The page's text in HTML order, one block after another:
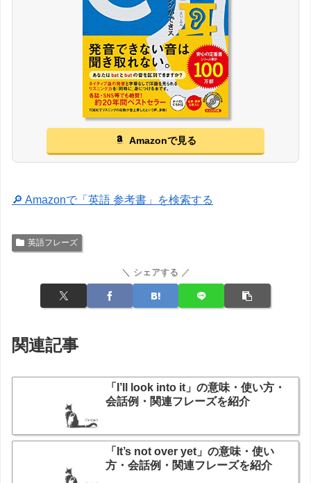
Amazonで見る
🔎 Amazonで「英語 参考書」を検索する
英語フレーズ
＼ シェアする ／
関連記事
「I’ll look into it」の意味・使い方・
会話例・関連フレーズを紹介
「It’s not over yet」の意味・使い
方・会話例・関連フレーズを紹介